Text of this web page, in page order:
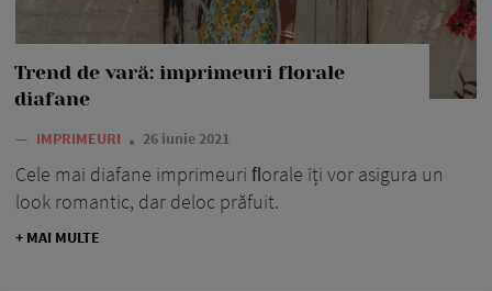
Trend de vară: imprimeuri florale
diafane
— IMPRIMEURI 26 iunie 2021
Cele mai diafane imprimeuri ﬂorale îți vor asigura un
look romantic, dar deloc prăfuit.
+ MAI MULTE